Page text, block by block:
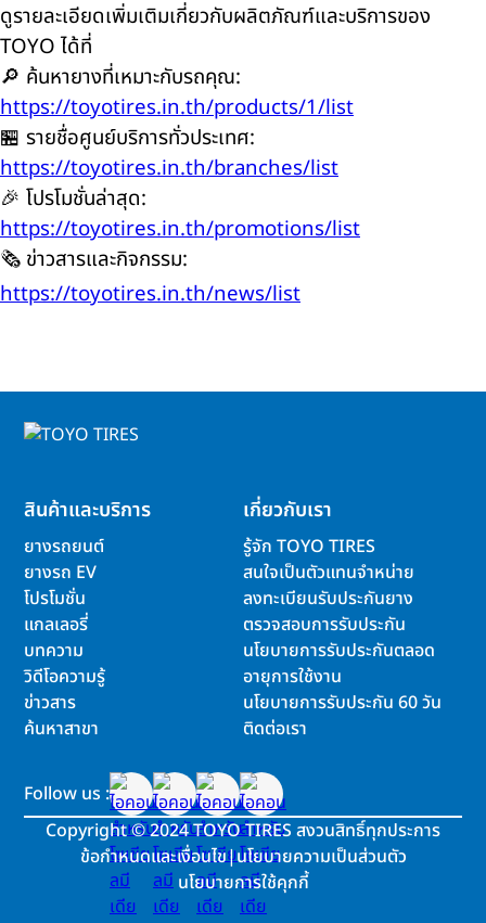
ดูรายละเอียดเพิ่มเติมเกี่ยวกับผลิตภัณฑ์และบริการของ
TOYO ได้ที่
🔎 ค้นหายางที่เหมาะกับรถคุณ:
https://toyotires.in.th/products/1/list
🏪 รายชื่อศูนย์บริการทั่วประเทศ:
https://toyotires.in.th/branches/list
🎉 โปรโมชั่นล่าสุด:
https://toyotires.in.th/promotions/list
🗞️ ข่าวสารและกิจกรรม:
https://toyotires.in.th/news/list
สินค้าและบริการ
ยางรถยนต์
ยางรถ EV
โปรโมชั่น
แกลเลอรี่
บทความ
วิดีโอความรู้
ข่าวสาร
ค้นหาสาขา
เกี่ยวกับเรา
รู้จัก TOYO TIRES
สนใจเป็นตัวแทนจำหน่าย
ลงทะเบียนรับประกันยาง
ตรวจสอบการรับประกัน
นโยบายการรับประกันตลอด
อายุการใช้งาน
นโยบายการรับประกัน 60 วัน
ติดต่อเรา
Follow us :
Copyright©2024 TOYO TIRES สงวนสิทธิ์ทุกประการ
ข้อกำหนดและเงื่อนไข|นโยบายความเป็นส่วนตัว
นโยบายการใช้คุกกี้